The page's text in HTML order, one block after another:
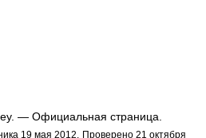
— Официальная страница.
19 мая 2012.
Проверено 21 октября